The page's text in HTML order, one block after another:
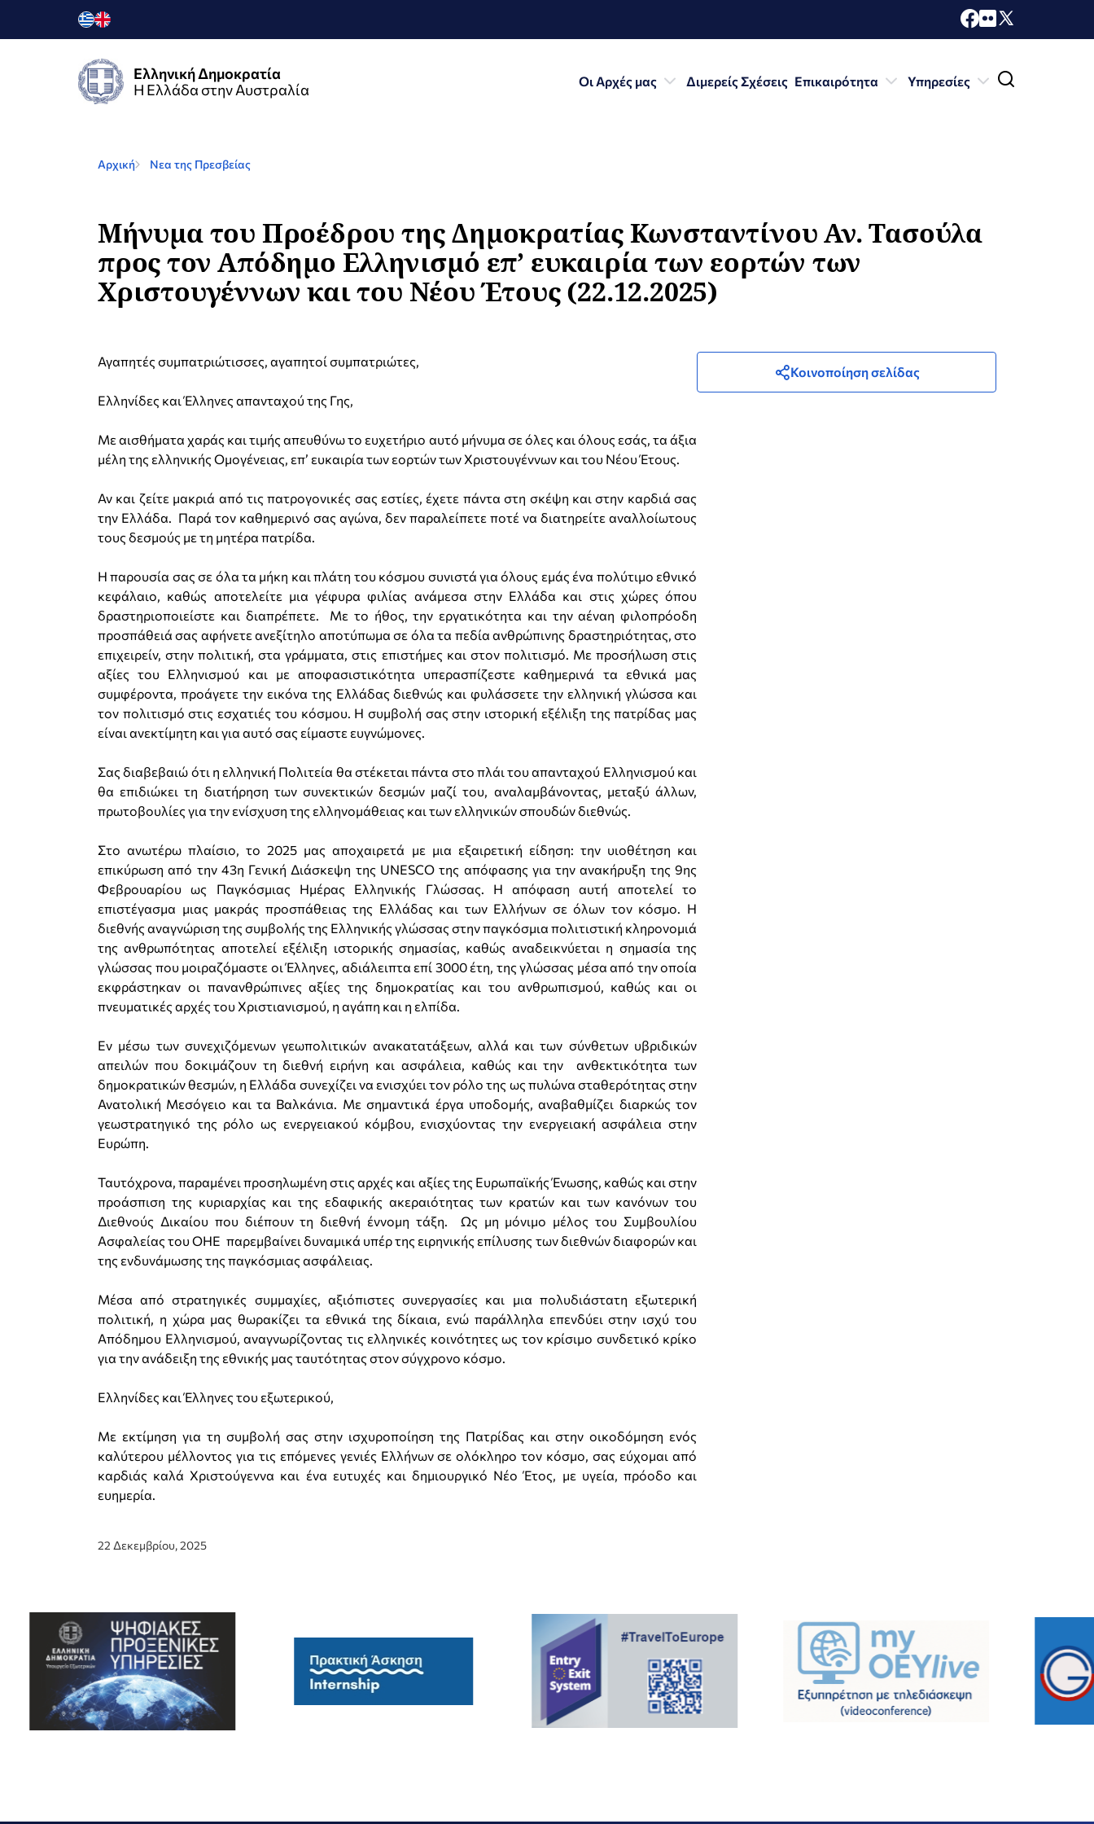
Ελληνική Δημοκρατία
Η Ελλάδα στην Αυστραλία
Οι Αρχές μας Διμερείς Σχέσεις Επικαιρότητα Υπηρεσίες
Αρχική Νεα της Πρεσβείας
Μήνυμα του Προέδρου της Δημοκρατίας Κωνσταντίνου Αν. Τασούλα
προς τον Απόδημο Ελληνισμό επ’ ευκαιρία των εορτών των
Χριστουγέννων και του Νέου Έτους (22.12.2025)
Αγαπητές συμπατριώτισσες, αγαπητοί συμπατριώτες,
Ελληνίδες και Έλληνες απανταχού της Γης,
Mε αισθήματα χαράς και τιμής απευθύνω το ευχετήριο αυτό μήνυμα σε όλες και όλους εσάς, τα άξια
μέλη της ελληνικής Ομογένειας, επ’ ευκαιρία των εορτών των Χριστουγέννων και του Νέου Έτους.
Αν και ζείτε μακριά από τις πατρογονικές σας εστίες, έχετε πάντα στη σκέψη και στην καρδιά σας
την Ελλάδα. Παρά τον καθημερινό σας αγώνα, δεν παραλείπετε ποτέ να διατηρείτε αναλλοίωτους
τους δεσμούς με τη μητέρα πατρίδα.
Η παρουσία σας σε όλα τα μήκη και πλάτη του κόσμου συνιστά για όλους εμάς ένα πολύτιμο εθνικό
κεφάλαιο, καθώς αποτελείτε μια γέφυρα φιλίας ανάμεσα στην Ελλάδα και στις χώρες όπου
δραστηριοποιείστε και διαπρέπετε. Με το ήθος, την εργατικότητα και την αέναη φιλοπρόοδη
προσπάθειά σας αφήνετε ανεξίτηλο αποτύπωμα σε όλα τα πεδία ανθρώπινης δραστηριότητας, στο
επιχειρείν, στην πολιτική, στα γράμματα, στις επιστήμες και στον πολιτισμό. Με προσήλωση στις
αξίες του Ελληνισμού και με αποφασιστικότητα υπερασπίζεστε καθημερινά τα εθνικά μας
συμφέροντα, προάγετε την εικόνα της Ελλάδας διεθνώς και φυλάσσετε την ελληνική γλώσσα και
τον πολιτισμό στις εσχατιές του κόσμου. Η συμβολή σας στην ιστορική εξέλιξη της πατρίδας μας
είναι ανεκτίμητη και για αυτό σας είμαστε ευγνώμονες.
Σας διαβεβαιώ ότι η ελληνική Πολιτεία θα στέκεται πάντα στο πλάι του απανταχού Ελληνισμού και
θα επιδιώκει τη διατήρηση των συνεκτικών δεσμών μαζί του, αναλαμβάνοντας, μεταξύ άλλων,
πρωτοβουλίες για την ενίσχυση της ελληνομάθειας και των ελληνικών σπουδών διεθνώς.
Στο ανωτέρω πλαίσιο, το 2025 μας αποχαιρετά με μια εξαιρετική είδηση: την υιοθέτηση και
επικύρωση από την 43η Γενική Διάσκεψη της UNESCO της απόφασης για την ανακήρυξη της 9ης
Φεβρουαρίου ως Παγκόσμιας Ημέρας Ελληνικής Γλώσσας. Η απόφαση αυτή αποτελεί το
επιστέγασμα μιας μακράς προσπάθειας της Ελλάδας και των Ελλήνων σε όλων τον κόσμο. Η
διεθνής αναγνώριση της συμβολής της Ελληνικής γλώσσας στην παγκόσμια πολιτιστική κληρονομιά
της ανθρωπότητας αποτελεί εξέλιξη ιστορικής σημασίας, καθώς αναδεικνύεται η σημασία της
γλώσσας που μοιραζόμαστε οι Έλληνες, αδιάλειπτα επί 3000 έτη, της γλώσσας μέσα από την οποία
εκφράστηκαν οι πανανθρώπινες αξίες της δημοκρατίας και του ανθρωπισμού, καθώς και οι
πνευματικές αρχές του Χριστιανισμού, η αγάπη και η ελπίδα.
Εν μέσω των συνεχιζόμενων γεωπολιτικών ανακατατάξεων, αλλά και των σύνθετων υβριδικών
απειλών που δοκιμάζουν τη διεθνή ειρήνη και ασφάλεια, καθώς και την ανθεκτικότητα των
δημοκρατικών θεσμών, η Ελλάδα συνεχίζει να ενισχύει τον ρόλο της ως πυλώνα σταθερότητας στην
Ανατολική Μεσόγειο και τα Βαλκάνια. Με σημαντικά έργα υποδομής, αναβαθμίζει διαρκώς τον
γεωστρατηγικό της ρόλο ως ενεργειακού κόμβου, ενισχύοντας την ενεργειακή ασφάλεια στην
Ευρώπη.
Ταυτόχρονα, παραμένει προσηλωμένη στις αρχές και αξίες της Ευρωπαϊκής Ένωσης, καθώς και στην
προάσπιση της κυριαρχίας και της εδαφικής ακεραιότητας των κρατών και των κανόνων του
Διεθνούς Δικαίου που διέπουν τη διεθνή έννομη τάξη. Ως μη μόνιμο μέλος του Συμβουλίου
Ασφαλείας του ΟΗΕ παρεμβαίνει δυναμικά υπέρ της ειρηνικής επίλυσης των διεθνών διαφορών και
της ενδυνάμωσης της παγκόσμιας ασφάλειας.
Μέσα από στρατηγικές συμμαχίες, αξιόπιστες συνεργασίες και μια πολυδιάστατη εξωτερική
πολιτική, η χώρα μας θωρακίζει τα εθνικά της δίκαια, ενώ παράλληλα επενδύει στην ισχύ του
Απόδημου Ελληνισμού, αναγνωρίζοντας τις ελληνικές κοινότητες ως τον κρίσιμο συνδετικό κρίκο
για την ανάδειξη της εθνικής μας ταυτότητας στον σύγχρονο κόσμο.
Ελληνίδες και Έλληνες του εξωτερικού,
Με εκτίμηση για τη συμβολή σας στην ισχυροποίηση της Πατρίδας και στην οικοδόμηση ενός
καλύτερου μέλλοντος για τις επόμενες γενιές Ελλήνων σε ολόκληρο τον κόσμο, σας εύχομαι από
καρδιάς καλά Χριστούγεννα και ένα ευτυχές και δημιουργικό Νέο Έτος, με υγεία, πρόοδο και
ευημερία.
22 Δεκεμβρίου, 2025
Κοινοποίηση σελίδας